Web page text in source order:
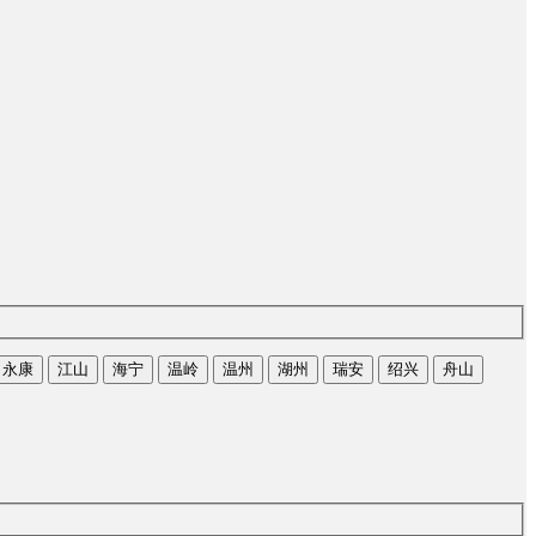
永康 江山 海宁 温岭 温州 湖州 瑞安 绍兴 舟山